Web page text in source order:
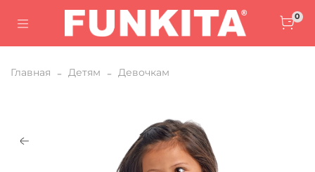
0
Главная Детям Девочкам